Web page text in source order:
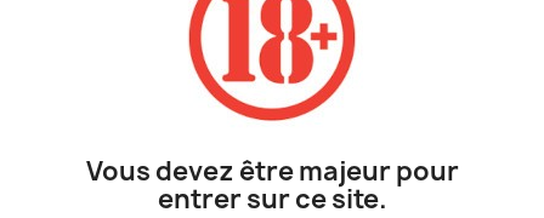
Taux : 0 mgVous devez être majeur pour
entrer sur ce site.